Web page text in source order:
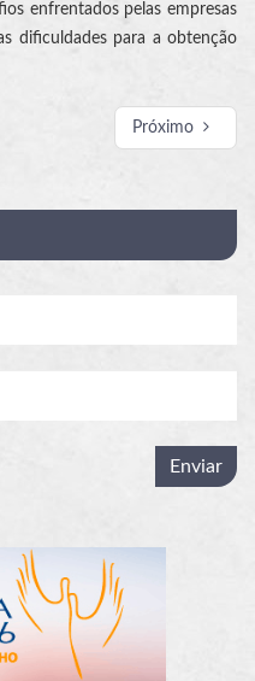
enfrentados pelas empresas
dificuldades para a obtenção
Próximo